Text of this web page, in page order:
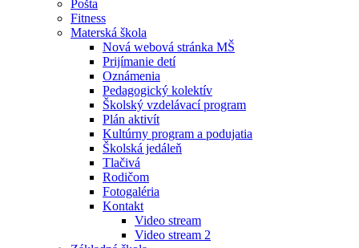
Pošta
Fitness
Materská škola
Nová webová stránka MŠ
Prijímanie detí
Oznámenia
Pedagogický kolektív
Školský vzdelávací program
Plán aktivít
Kultúrny program a podujatia
Školská jedáleň
Tlačivá
Rodičom
Fotogaléria
Kontakt
Video stream
Video stream 2